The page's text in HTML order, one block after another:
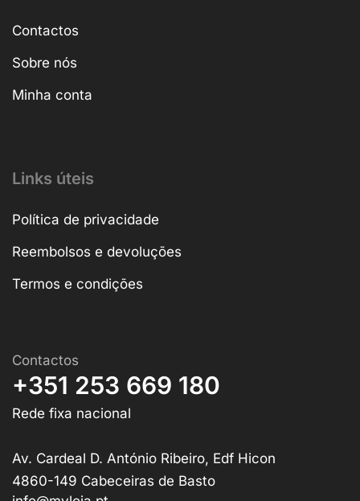
Contactos
Sobre nós
Minha conta
Links úteis
Política de privacidade
Reembolsos e devoluções
Termos e condições
Contactos
+351 253 669 180
Rede fixa nacional
Av. Cardeal D. António Ribeiro, Edf Hicon
4860-149 Cabeceiras de Basto